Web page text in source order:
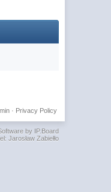
Privacy Policy
·
by IP.Board
Jarosław Zabiełło